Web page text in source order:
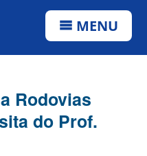
MENU
Rodovias
do Prof.